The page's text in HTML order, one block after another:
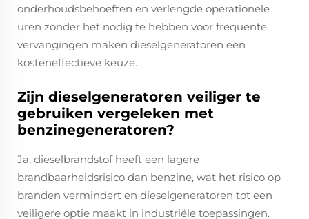
onderhoudsbehoeften en verlengde operationele
uren zonder het nodig te hebben voor frequente
vervangingen maken dieselgeneratoren een
kosteneffectieve keuze.
Zijn dieselgeneratoren veiliger te
gebruiken vergeleken met
benzinegeneratoren?
Ja, dieselbrandstof heeft een lagere
brandbaarheidsrisico dan benzine, wat het risico op
branden vermindert en dieselgeneratoren tot een
veiligere optie maakt in industriële toepassingen.